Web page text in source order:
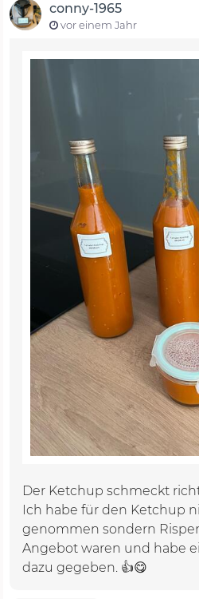
conny-1965
vor einem Jahr
Der Ketchup schmeckt
Ich habe für den Ketchup
genommen sondern
Angebot waren und habe
dazu gegeben. 👍😋